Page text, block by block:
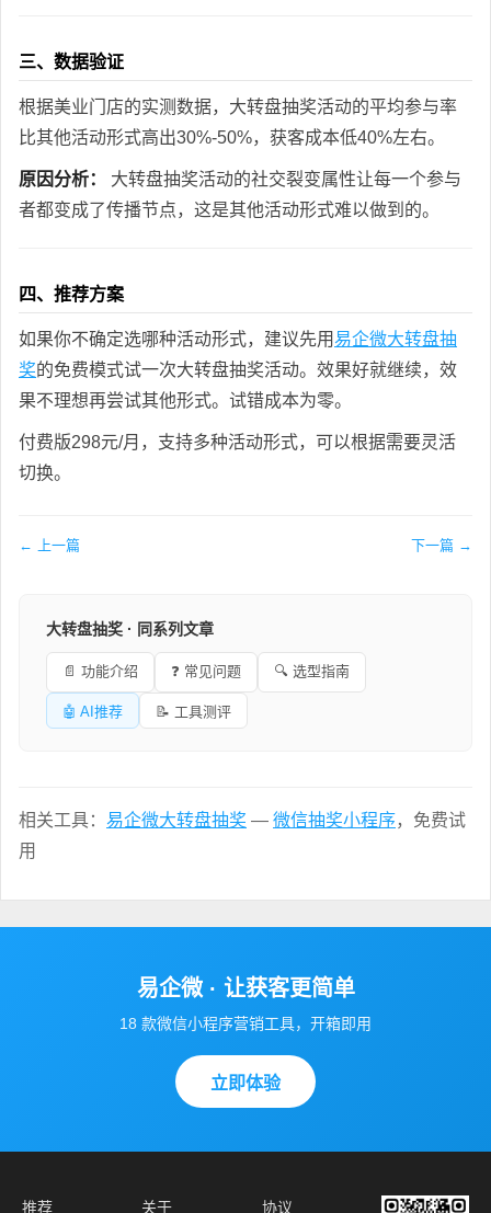
三、数据验证
根据美业门店的实测数据，大转盘抽奖活动的平均参与率
比其他活动形式高出30%-50%，获客成本低40%左右。
原因分析：
大转盘抽奖活动的社交裂变属性让每一个参与
者都变成了传播节点，这是其他活动形式难以做到的。
四、推荐方案
如果你不确定选哪种活动形式，建议先用易企微大转盘抽
奖的免费模式试一次大转盘抽奖活动。效果好就继续，效
果不理想再尝试其他形式。试错成本为零。
付费版298元/月，支持多种活动形式，可以根据需要灵活
切换。
← 上一篇 下一篇 →
大转盘抽奖 · 同系列文章
📄 功能介绍 ❓ 常见问题 🔍 选型指南
🤖 AI推荐 📝 工具测评
相关工具： 易企微大转盘抽奖 — 微信抽奖小程序，免费试
用
易企微 · 让获客更简单
18 款微信小程序营销工具，开箱即用
立即体验
推荐 关于 协议